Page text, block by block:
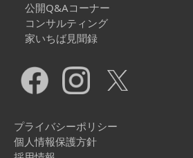
公開Q&Aコーナー
コンサルティング
家いちば見聞録
プライバシーポリシー
個人情報保護方針